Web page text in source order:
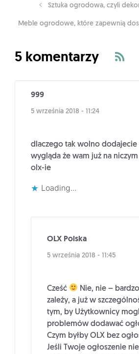
Sztuka ogrodowa, czyli
Meble ogrodowe, które zapewnią
5 komentarzy
999
5 września 2018 - 11:24
dlaczego tak wolno dodajecie
wygląda że wam już na
olx-ie
Loading...
OLX Polska
5 września 2018 - 11:45
Cześć
Nie, nie –
zależy, a już w
tym, by Użytkownicy
problemów dodawać
Czym byłby OLX bez
Jeśli Twoje ogłoszenie